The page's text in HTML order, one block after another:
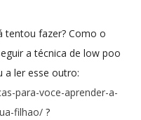
tentou fazer? Como o
a técnica de low poo
a ler esse outro:
para-voce-aprender-a-
filhao/ ?